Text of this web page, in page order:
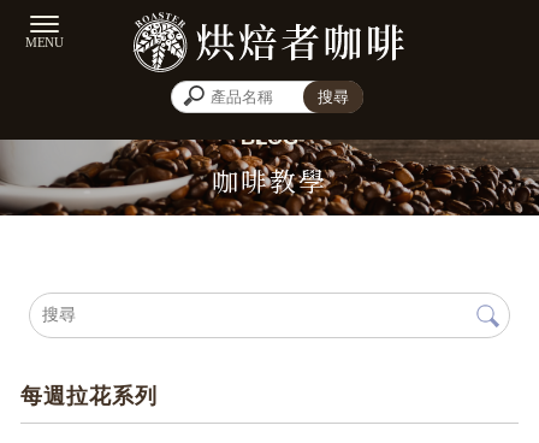
咖啡教學
每週拉花系列